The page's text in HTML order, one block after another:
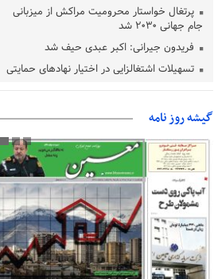
پرتغال خواستار محرومیت مراکش از میزبانی
جام جهانی ۲۰۳۰ شد
فریدون جیرانی: اکبر عبدی حیف شد
تسهیلات اشتغالزایی در اختیار نهادهای حمایتی
فدراسیون فوتبال با حضور قلعه‌نویی مشخص شد
دفتر رهبر انقلاب: مطالب خارج از مراجع رسمی
فاقد سندیت است
بقائی: فضای مذاکرات فنی و سیاسی ایران و
عمان درباره تنگه هرمز، مثبت است
رئیس سازمان جهاد کشاورزی استان: کشاورزان
گیلان نسبت به دریافت یارانه کود اقدام کنند
تمدید مهلت اظهارنامه‌های مالیاتی سال ۱۴۰۴ تا
پایان شهریورماه
گیشه روز نامه